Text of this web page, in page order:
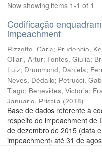
Now showing items 1-1 of 1
Codificação
impeachment
Rizzotto, Carla; Prudencio,
Oliari, Artur; Fontes, Giulia;
Luiz; Drummond, Daniela;
Neves, Dédallo; Petrucci,
Tiago; Benevides, Victoria;
Januario, Priscila (2018)
Base de dados referente à
respeito do impeachment de
de dezembro de 2015 (data
impeachment) até 31 de